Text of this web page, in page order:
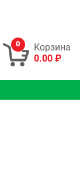
0
Корзина
0.00 ₽